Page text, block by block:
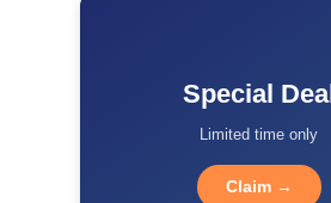
Special
Limited time only
Claim →